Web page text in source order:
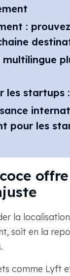
:
les startups :
pour les
la
soit en la
comme Lyft